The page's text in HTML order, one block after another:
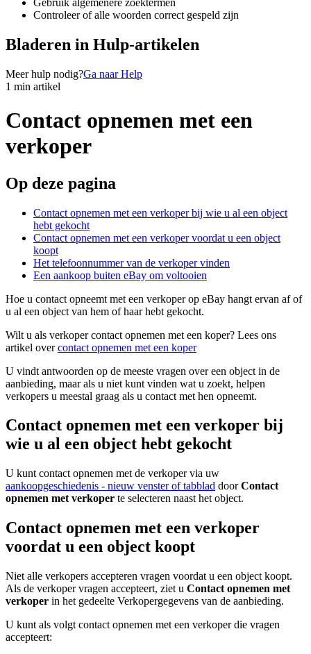
Gebruik algemenere zoektermen
Controleer of alle woorden correct gespeld zijn
Bladeren in Hulp-artikelen
Meer hulp nodig?Ga naar Help
1 min artikel
Contact opnemen met een
verkoper
Op deze pagina
Contact opnemen met een verkoper bij wie u al een object
hebt gekocht
Contact opnemen met een verkoper voordat u een object
koopt
Het telefoonnummer van de verkoper vinden
Een aankoop buiten eBay om voltooien
Hoe u contact opneemt met een verkoper op eBay hangt ervan af of
u al een object van hem of haar hebt gekocht.
Wilt u als verkoper contact opnemen met een koper? Lees ons
artikel overcontact opnemen met een koper
U vindt antwoorden op de meeste vragen over een object in de
aanbieding, maar als u niet kunt vinden wat u zoekt, helpen
verkopers u meestal graag als u contact met hen opneemt.
Contact opnemen met een verkoper bij
wie u al een object hebt gekocht
U kunt contact opnemen met de verkoper via uw
aankoopgeschiedenis - nieuw venster of tabblad doorContact
opnemen met verkoper te selecteren naast het object.
Contact opnemen met een verkoper
voordat u een object koopt
Niet alle verkopers accepteren vragen voordat u een object koopt.
Als de verkoper vragen accepteert, ziet u Contact opnemen met
verkoper in het gedeelte Verkopergegevens van de aanbieding.
U kunt als volgt contact opnemen met een verkoper die vragen
accepteert: